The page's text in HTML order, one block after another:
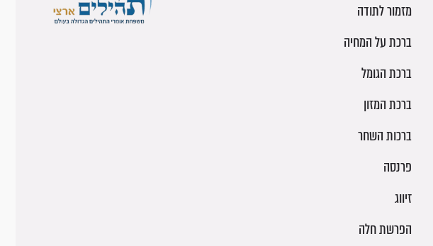
מזמור לתודה
ברכת על המחיה
ברכת הגומל
ברכת המזון
ברכות השחר
פרנסה
זיווג
הפרשת חלה